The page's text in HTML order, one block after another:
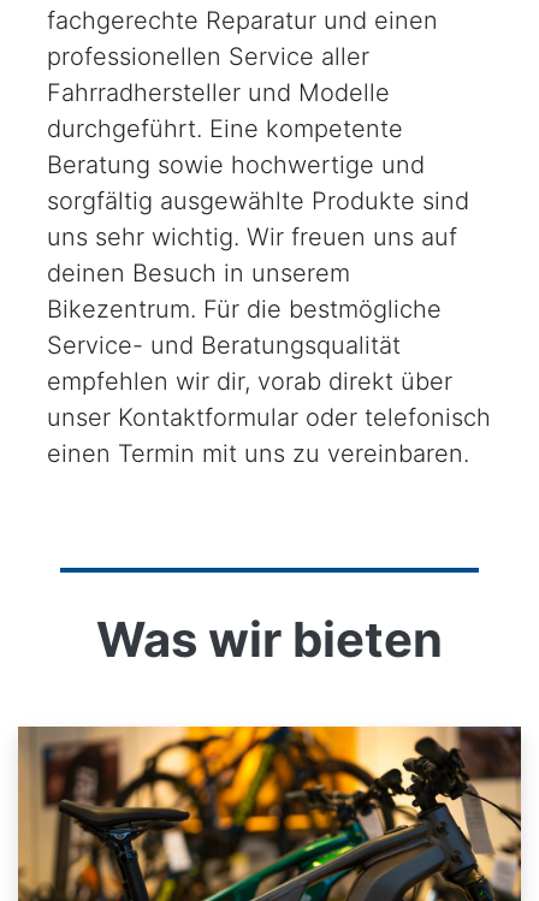
fachgerechte Reparatur und einen
professionellen Service aller
Fahrradhersteller und Modelle
durchgeführt. Eine kompetente
Beratung sowie hochwertige und
sorgfältig ausgewählte Produkte sind
uns sehr wichtig. Wir freuen uns auf
deinen Besuch in unserem
Bikezentrum. Für die bestmögliche
Service- und Beratungsqualität
empfehlen wir dir, vorab direkt über
unser Kontaktformular oder telefonisch
einen Termin mit uns zu vereinbaren.
Was wir bieten